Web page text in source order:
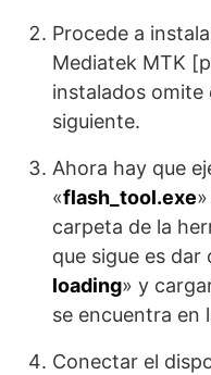
Procede a
Mediatek MTK
instalados omite
siguiente.
Ahora hay que
«flash_tool.exe
carpeta de la
que sigue es
loading» y
se encuentra en
Conectar el